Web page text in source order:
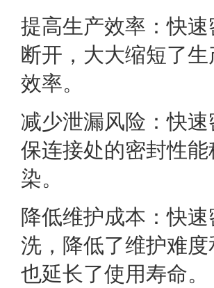
提高生产效率：快
断开，大大缩短了
效率。
减少泄漏风险：快
保连接处的密封性
染。
降低维护成本：快
洗，降低了维护难
也延长了使用寿命。